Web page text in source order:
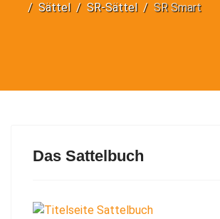
Sättel
SR-Sättel SR Smart
Das Sattelbuch